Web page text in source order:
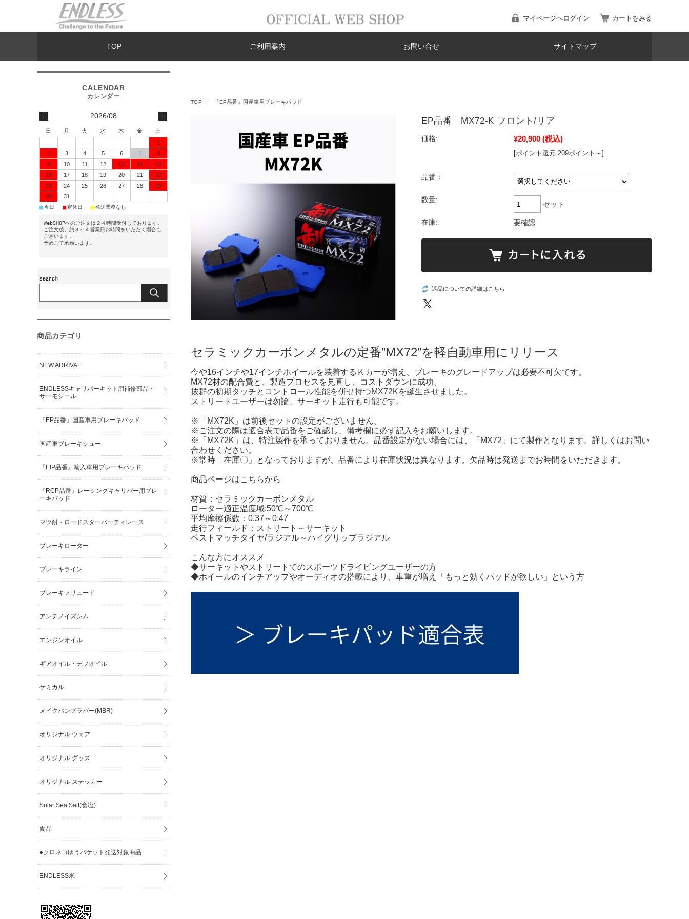
マイページへログイン カートをみる
TOP ご利用案内 お問い合せ サイトマップ
TOP 『EP品番』国産車用ブレーキパッド
EP品番 MX72-K フロント/リア
価格: ¥20,900 (税込)
[ポイント還元 209ポイント～]
品番：
数量:
セット
在庫: 要確認
返品についての詳細はこちら
セラミックカーボンメタルの定番”MX72”を軽自動車用にリリース
今や16インチや17インチホイールを装着するＫカーが増え、ブレーキのグレードアップは必要不可欠です。
MX72材の配合費と、製造プロセスを見直し、コストダウンに成功。
抜群の初期タッチとコントロール性能を併せ持つMX72Kを誕生させました。
ストリートユーザーは勿論、サーキット走行も可能です。
※「MX72K」は前後セットの設定がございません。
※ご注文の際は適合表で品番をご確認し、備考欄に必ず記入をお願いします。
※「MX72K」は、特注製作を承っておりません。品番設定がない場合には、「MX72」にて製作となります。詳しくはお問い
合わせください。
※常時「在庫〇」となっておりますが、品番により在庫状況は異なります。欠品時は発送までお時間をいただきます。
商品ページはこちらから
材質：セラミックカーボンメタル
ローター適正温度域:50℃～700℃
平均摩擦係数：0.37～0.47
走行フィールド：ストリート～サーキット
ベストマッチタイヤ/ラジアル～ハイグリップラジアル
こんな方にオススメ
◆サーキットやストリートでのスポーツドライビングユーザーの方
◆ホイールのインチアップやオーディオの搭載により、車重が増え「もっと効くパッドが欲しい」という方
2026/08
日 月 火 水 木 金
土
1
2
3 4 5 6 7
8
9
10 11 12 13 14
15
16
17 18 19 20 21
22
23
24 25 26 27 28
29
30
31
■今日 ■定休日 ■発送業務なし
WebSHOPへのご注文は２４時間受付しております。
ご注文後、約３～４営業日お時間をいただく場合も
ございます。
予めご了承願います。
商品カテゴリ
NEW ARRIVAL
ENDLESSキャリパーキット用補修部品・
サーモシール
『EP品番』国産車用ブレーキパッド
国産車ブレーキシュー
『EIP品番』輸入車用ブレーキパッド
『RCP品番』レーシングキャリパー用ブレ
ーキパッド
マツ耐・ロードスターパーティレース
ブレーキローター
ブレーキライン
ブレーキフリュード
アンチノイズシム
エンジンオイル
ギアオイル・デフオイル
ケミカル
メイクバンプラバー(MBR)
オリジナル ウェア
オリジナル グッズ
オリジナル ステッカー
Solar Sea Salt(食塩)
食品
●クロネコゆうパケット発送対象商品
ENDLESS米